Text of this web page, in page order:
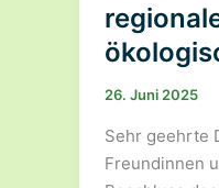
26. Juni 2025
Sehr geehrte
Freundinnen